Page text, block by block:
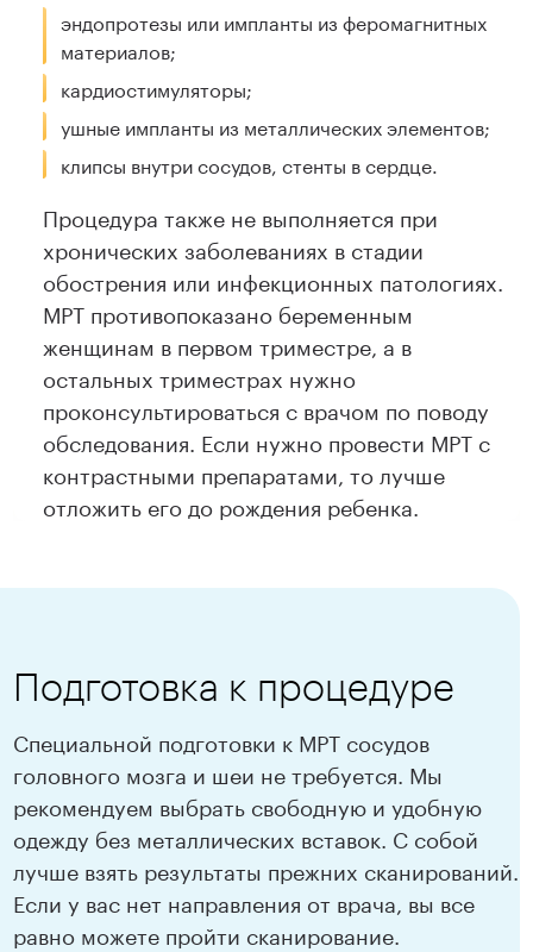
эндопротезы или импланты из феромагнитных
материалов;
кардиостимуляторы;
ушные импланты из металлических элементов;
клипсы внутри сосудов, стенты в сердце.
Процедура также не выполняется при
хронических заболеваниях в стадии
обострения или инфекционных патологиях.
МРТ противопоказано беременным
женщинам в первом триместре, а в
остальных триместрах нужно
проконсультироваться с врачом по поводу
обследования. Если нужно провести МРТ с
контрастными препаратами, то лучше
отложить его до рождения ребенка.
Подготовка к процедуре
Специальной подготовки к МРТ сосудов
головного мозга и шеи не требуется. Мы
рекомендуем выбрать свободную и удобную
одежду без металлических вставок. С собой
лучше взять результаты прежних сканирований.
Если у вас нет направления от врача, вы все
равно можете пройти сканирование.